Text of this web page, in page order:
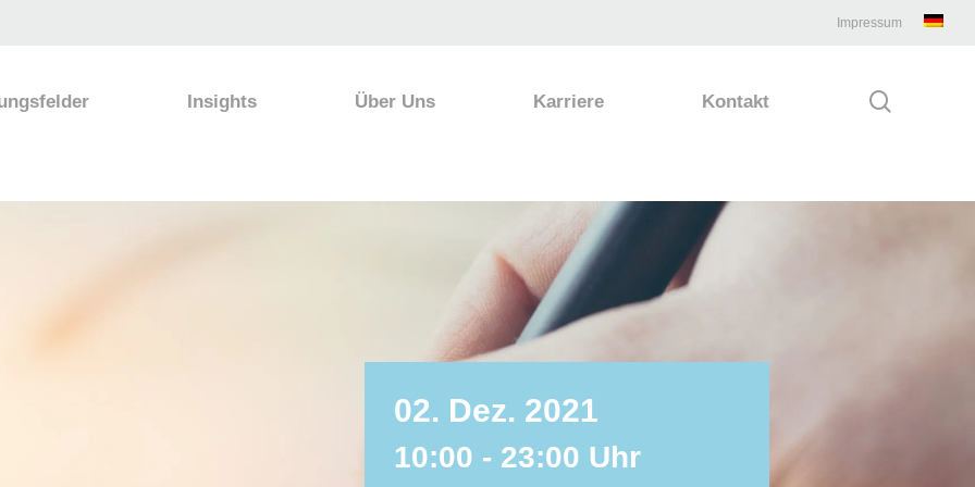
Impressum
Insights Über Uns Karriere Kontakt
02. Dez. 2021
10:00 - 23:00 Uhr